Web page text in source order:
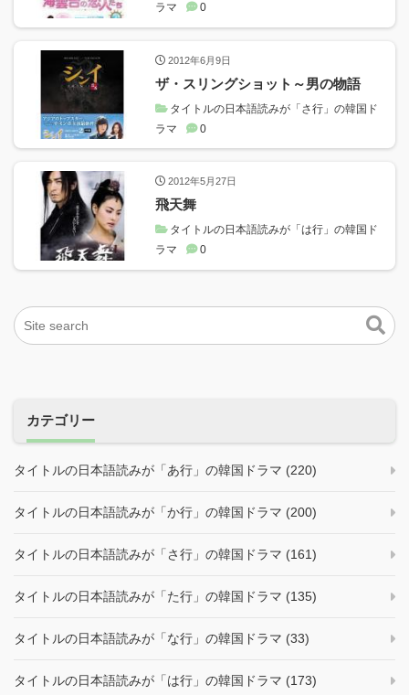
ラマ
0
2012年6月9日
ザ・スリングショット～男の物語
タイトルの日本語読みが「さ行」の韓国ド
ラマ
0
2012年5月27日
飛天舞
タイトルの日本語読みが「は行」の韓国ド
ラマ
0
カテゴリー
タイトルの日本語読みが「あ行」の韓国ドラマ (220)
タイトルの日本語読みが「か行」の韓国ドラマ (200)
タイトルの日本語読みが「さ行」の韓国ドラマ (161)
タイトルの日本語読みが「た行」の韓国ドラマ (135)
タイトルの日本語読みが「な行」の韓国ドラマ (33)
タイトルの日本語読みが「は行」の韓国ドラマ (173)